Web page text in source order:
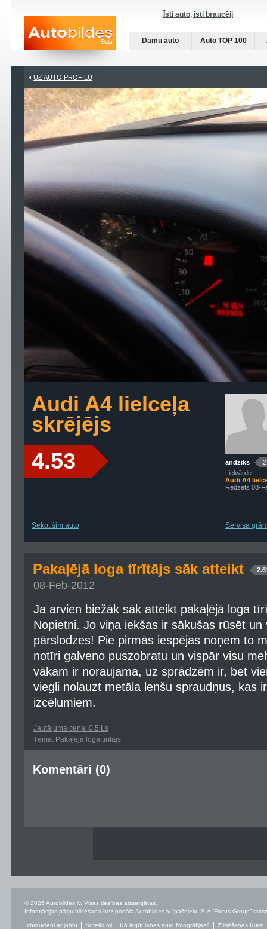
Īsti auto, īsti braucēji
Dāmu auto Auto TOP 100
UZ AUTO PROFILU
Audi A4 lielceļa
skrējējs
4.53
Sekot šim auto
andziks
Lielvārde
Audi A4
Redzēts 08-
Servisa
Pakaļējā loga tīrītājs sāk atteikt
08-Feb-2012
Ja arvien biežāk sāk atteikt pakaļējā loga
Nopietni. Jo viņa iekšas ir sākušas rūsēt
pārslodzes! Pie pirmās iespējas noņem to
notīri galveno puszobratu un vispār visu
vākam ir noraujama, uz sprādzēm ir, bet
viegli nolauzt metāla lenšu spraudņus, kas
izcēlumiem.
Jautājuma cena: 0.5 Ls
Tēma: Pakaļējā loga tīrītājs
Komentāri (0)
© 2026 Autobildes.lv. Visas tiesības aizsargātas.
Informācijas pārpublicēšana bez portāla Autobildes.lv īpašnieku SIA “Focus Group”
Izbraucieni ar jahtu Noteikumi Kā iegūt labas auto fotogrāfijas? Zīmēšanas Kursi